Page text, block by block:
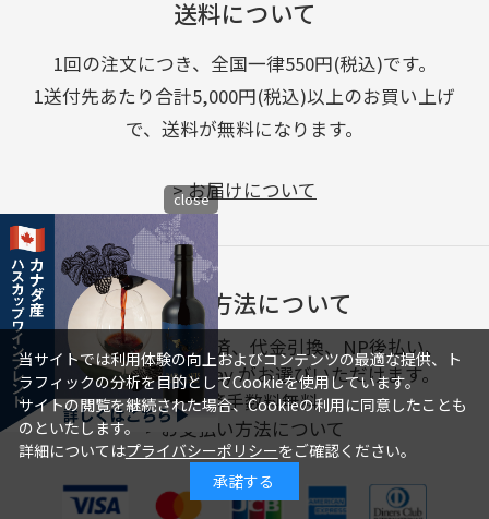
送料について
1回の注文につき、全国一律550円(税込)です。
1送付先あたり合計5,000円(税込)以上のお買い上げ
で、送料が無料になります。
>お届けについて
支払い方法について
クレジットカード決済、代金引換、NP後払い、
Amazon Pay、PayPay がお選びいただけます。
※決済手数料無料
> お支払い方法について
当サイトでは利用体験の向上およびコンテンツの最適な提供、ト
ラフィックの分析を目的としてCookieを使用しています。
サイトの閲覧を継続された場合、Cookieの利用に同意したことも
のといたします。
詳細についてはプライバシーポリシーをご確認ください。
承諾する
close